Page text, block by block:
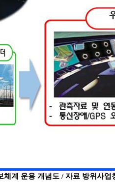
계 운용 개념도 / 자료 방위사업